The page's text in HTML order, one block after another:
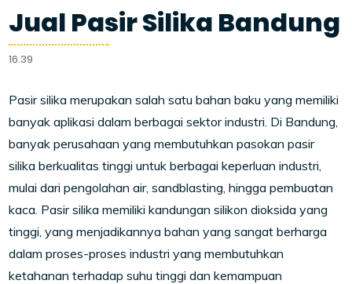
Jual Pasir Silika Bandung
16.39
Pasir silika merupakan salah satu bahan baku yang memiliki
banyak aplikasi dalam berbagai sektor industri. Di Bandung,
banyak perusahaan yang membutuhkan pasokan pasir
silika berkualitas tinggi untuk berbagai keperluan industri,
mulai dari pengolahan air, sandblasting, hingga pembuatan
kaca. Pasir silika memiliki kandungan silikon dioksida yang
tinggi, yang menjadikannya bahan yang sangat berharga
dalam proses-proses industri yang membutuhkan
ketahanan terhadap suhu tinggi dan kemampuan